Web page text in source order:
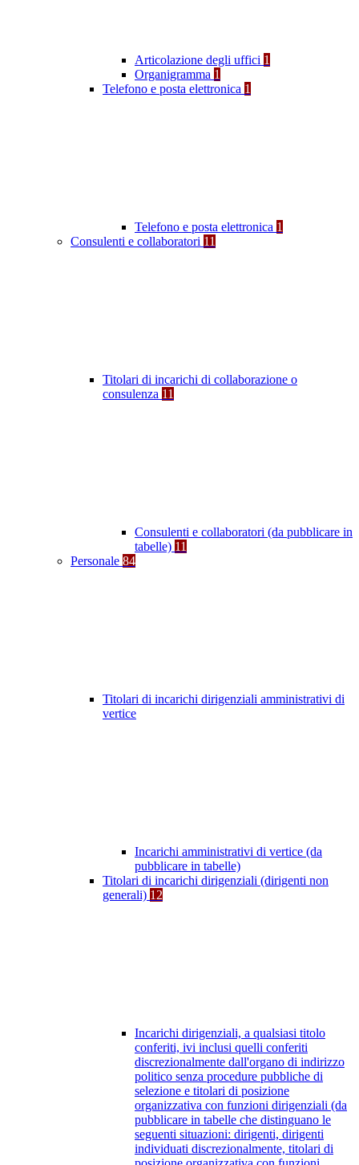
Articolazione degli uffici 1
Organigramma 1
Telefono e posta elettronica 1
Telefono e posta elettronica 1
Consulenti e collaboratori 11
Titolari di incarichi di collaborazione o
consulenza 11
Consulenti e collaboratori (da pubblicare in
tabelle) 11
Personale 84
Titolari di incarichi dirigenziali amministrativi di
vertice
Incarichi amministrativi di vertice (da
pubblicare in tabelle)
Titolari di incarichi dirigenziali (dirigenti non
generali) 12
Incarichi dirigenziali, a qualsiasi titolo
conferiti, ivi inclusi quelli conferiti
discrezionalmente dall'organo di indirizzo
politico senza procedure pubbliche di
selezione e titolari di posizione
organizzativa con funzioni dirigenziali (da
pubblicare in tabelle che distinguano le
seguenti situazioni: dirigenti, dirigenti
individuati discrezionalmente, titolari di